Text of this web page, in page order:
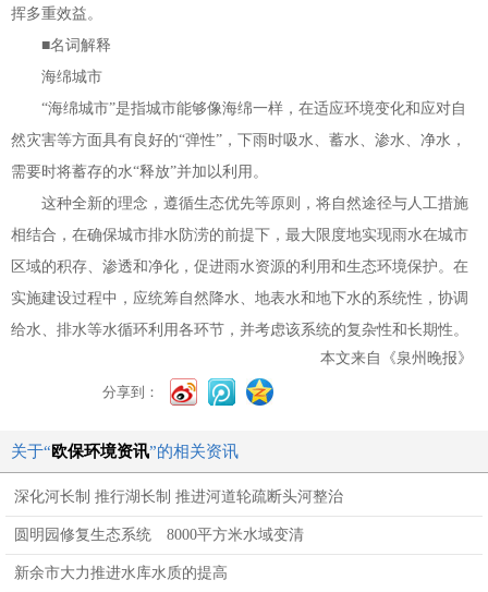
挥多重效益。
■名词解释
海绵城市
“海绵城市”是指城市能够像海绵一样，在适应环境变化和应对自
然灾害等方面具有良好的“弹性” ，下雨时吸水、蓄水、渗水、净水，
需要时将蓄存的水“释放”并加以利用。
这种全新的理念，遵循生态优先等原则，将自然途径与人工措施
相结合，在确保城市排水防涝的前提下，最大限度地实现雨水在城市
区域的积存、渗透和净化，促进雨水资源的利用和生态环境保护。在
实施建设过程中，应统筹自然降水、地表水和地下水的系统性，协调
给水、排水等水循环利用各环节，并考虑该系统的复杂性和长期性。
本文来自《泉州晚报》
分享到：
关于“欧保环境资讯”的相关资讯
深化河长制 推行湖长制 推进河道轮疏断头河整治
圆明园修复生态系统 8000平方米水域变清
新余市大力推进水库水质的提高